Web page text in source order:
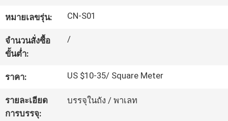
โรงงาน
คุณภาพ
หมายเลขรุ่น: CN-S01
จำนวนสั่งซื้อ
ขั้นต่ำ:
/
ราคา: US $10-35/ Square Meter
รายละเอียด
การบรรจุ:
บรรจุในถัง / พาเลท